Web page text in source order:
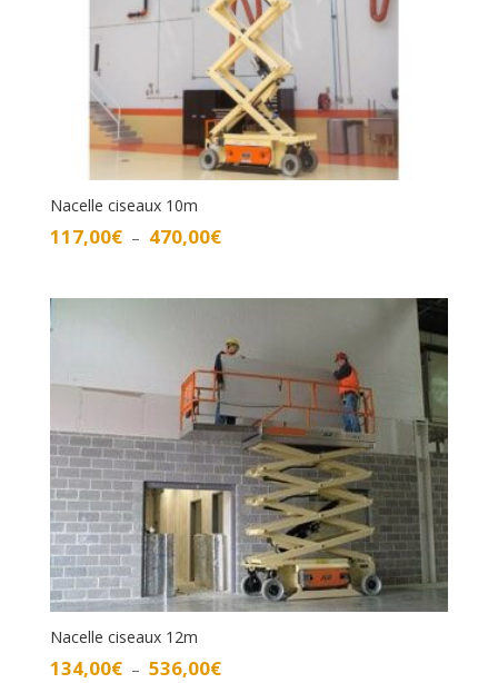
Nacelle ciseaux 10m
117,00€ – 470,00€Plage
à
470,00€
Nacelle ciseaux 12m
134,00€ – 536,00€Plage